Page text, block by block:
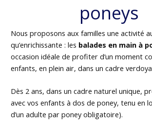
poneys
Nous proposons aux familles une activité
qu’enrichissante : les balades en main à
occasion idéale de profiter d’un moment
enfants, en plein air, dans un cadre
Dès 2 ans, dans un cadre naturel unique,
avec vos enfants à dos de poney, tenu en
d’un adulte par poney obligatoire).